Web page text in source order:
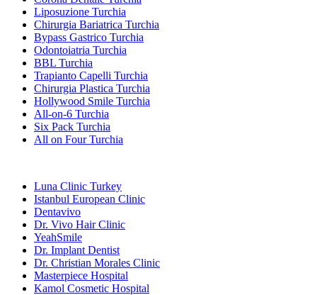
Liposuzione Turchia
Chirurgia Bariatrica Turchia
Bypass Gastrico Turchia
Odontoiatria Turchia
BBL Turchia
Trapianto Capelli Turchia
Chirurgia Plastica Turchia
Hollywood Smile Turchia
All-on-6 Turchia
Six Pack Turchia
All on Four Turchia
Luna Clinic Turkey
Istanbul European Clinic
Dentavivo
Dr. Vivo Hair Clinic
YeahSmile
Dr. Implant Dentist
Dr. Christian Morales Clinic
Masterpiece Hospital
Kamol Cosmetic Hospital